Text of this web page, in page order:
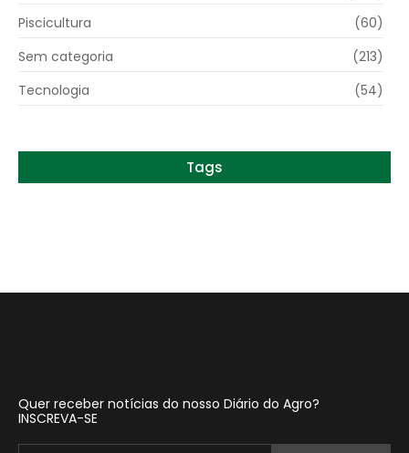
Piscicultura
(60)
Sem categoria
(213)
Tecnologia
(54)
Tags
Quer receber notícias do nosso Diário do Agro?
INSCREVA-SE